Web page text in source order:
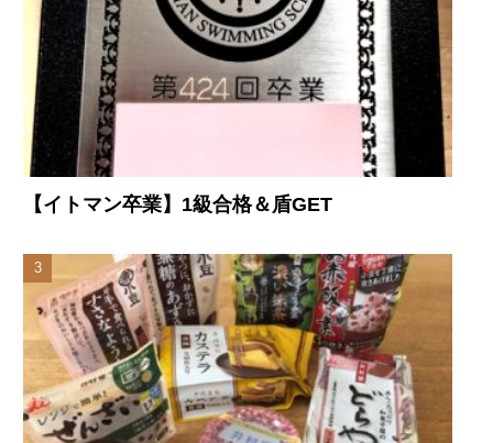
【イトマン卒業】1級合格＆盾GET